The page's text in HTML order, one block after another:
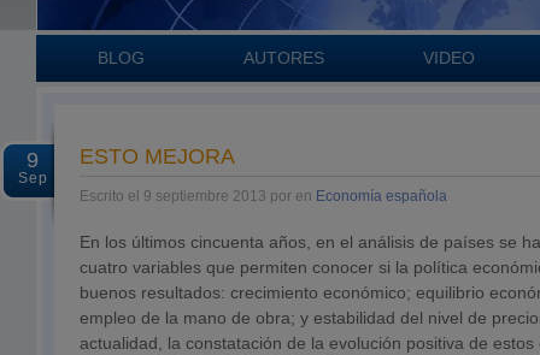
BLOG AUTORES VIDEO
9
Sep
ESTO MEJORA
Escrito el 9 septiembre 2013 por en Economía española
En los últimos cincuenta años, en el análisis de países se
cuatro variables que permiten conocer si la política
buenos resultados: crecimiento económico; equilibrio
empleo de la mano de obra; y estabilidad del nivel de
actualidad, la constatación de la evolución positiva de estos